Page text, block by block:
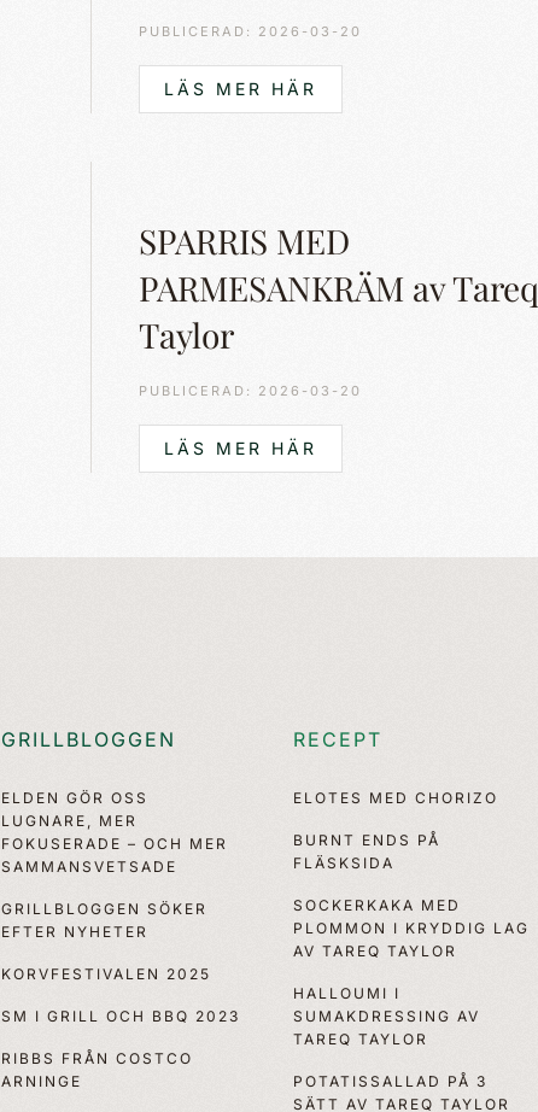
PUBLICERAD: 2026-03-20
LÄS MER HÄR
SPARRIS MED
PARMESANKRÄM av Tareq
Taylor
PUBLICERAD: 2026-03-20
LÄS MER HÄR
GRILLBLOGGEN
ELDEN GÖR OSS
LUGNARE, MER
FOKUSERADE – OCH MER
SAMMANSVETSADE
GRILLBLOGGEN SÖKER
EFTER NYHETER
KORVFESTIVALEN 2025
SM I GRILL OCH BBQ 2023
RIBBS FRÅN COSTCO
ARNINGE
RECEPT
ELOTES MED CHORIZO
BURNT ENDS PÅ
FLÄSKSIDA
SOCKERKAKA MED
PLOMMON I KRYDDIG LAG
AV TAREQ TAYLOR
HALLOUMI I
SUMAKDRESSING AV
TAREQ TAYLOR
POTATISSALLAD PÅ 3
SÄTT AV TAREQ TAYLOR